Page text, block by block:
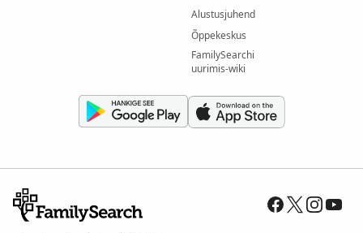
Alustusjuhend
Õppekeskus
FamilySearchi
uurimis-wiki